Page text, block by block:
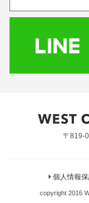
〒819-
個人情報
copyright 2016